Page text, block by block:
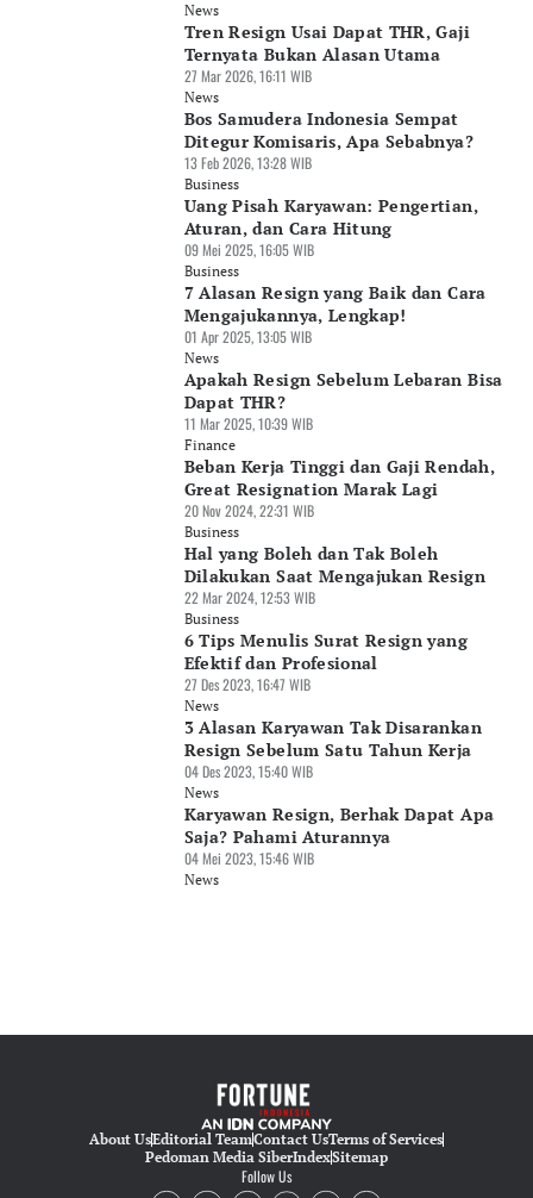
News
Tren Resign Usai Dapat THR, Gaji
Ternyata Bukan Alasan Utama
27 Mar 2026, 16:11 WIB
News
Bos Samudera Indonesia Sempat
Ditegur Komisaris, Apa Sebabnya?
13 Feb 2026, 13:28 WIB
Business
Uang Pisah Karyawan: Pengertian,
Aturan, dan Cara Hitung
09 Mei 2025, 16:05 WIB
Business
7 Alasan Resign yang Baik dan Cara
Mengajukannya, Lengkap!
01 Apr 2025, 13:05 WIB
News
Apakah Resign Sebelum Lebaran Bisa
Dapat THR?
11 Mar 2025, 10:39 WIB
Finance
Beban Kerja Tinggi dan Gaji Rendah,
Great Resignation Marak Lagi
20 Nov 2024, 22:31 WIB
Business
Hal yang Boleh dan Tak Boleh
Dilakukan Saat Mengajukan Resign
22 Mar 2024, 12:53 WIB
Business
6 Tips Menulis Surat Resign yang
Efektif dan Profesional
27 Des 2023, 16:47 WIB
News
3 Alasan Karyawan Tak Disarankan
Resign Sebelum Satu Tahun Kerja
04 Des 2023, 15:40 WIB
News
Karyawan Resign, Berhak Dapat Apa
Saja? Pahami Aturannya
04 Mei 2023, 15:46 WIB
News
About UsEditorial TeamContact UsTerms of Services
Pedoman Media SiberIndexSitemap
Follow Us